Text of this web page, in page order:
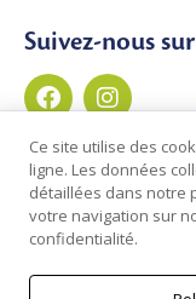
Suivez-nous
Ce site utilise des
ligne. Les données
détaillées dans notre
votre navigation sur
confidentialité.